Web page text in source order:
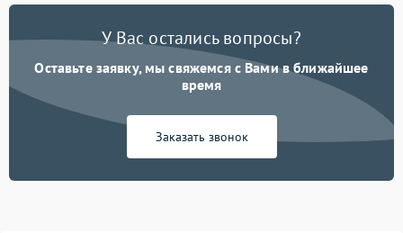
У Вас остались вопросы?
Оставьте заявку, мы свяжемся с Вами в ближайшее
время
Заказать звонок